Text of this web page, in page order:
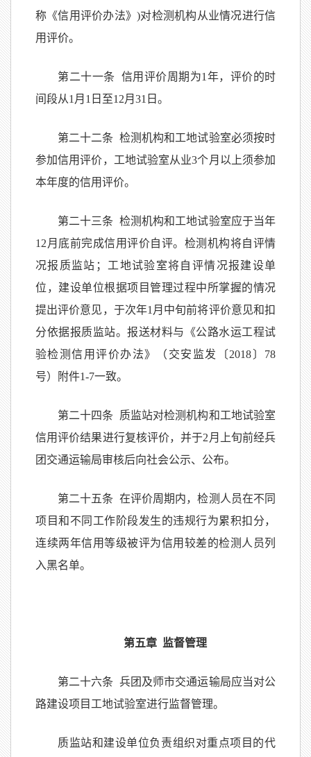
称《信用评价办法》)对检测机构从业情况进行信
用评价。
第二十一条 信用评价周期为1年，评价的时
间段从1月1日至12月31日。
第二十二条 检测机构和工地试验室必须按时
参加信用评价，工地试验室从业3个月以上须参加
本年度的信用评价。
第二十三条 检测机构和工地试验室应于当年
12月底前完成信用评价自评。检测机构将自评情
况报质监站；工地试验室将自评情况报建设单
位，建设单位根据项目管理过程中所掌握的情况
提出评价意见，于次年1月中旬前将评价意见和扣
分依据报质监站。报送材料与《公路水运工程试
验检测信用评价办法》（交安监发〔2018〕78
号）附件1-7一致。
第二十四条 质监站对检测机构和工地试验室
信用评价结果进行复核评价，并于2月上旬前经兵
团交通运输局审核后向社会公示、公布。
第二十五条 在评价周期内，检测人员在不同
项目和不同工作阶段发生的违规行为累积扣分，
连续两年信用等级被评为信用较差的检测人员列
入黑名单。
第五章 监督管理
第二十六条 兵团及师市交通运输局应当对公
路建设项目工地试验室进行监督管理。
质监站和建设单位负责组织对重点项目的代